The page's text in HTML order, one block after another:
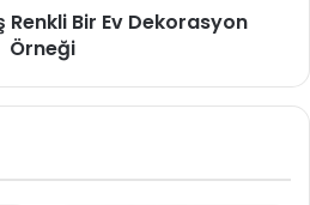
Renkli Bir Ev Dekorasyon
Örneği